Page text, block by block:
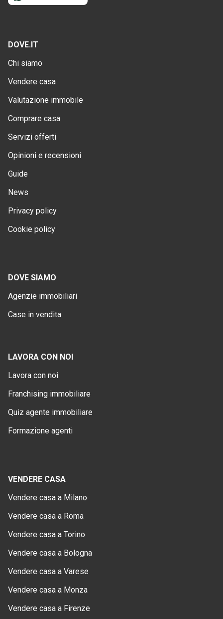
DOVE.IT
Chi siamo
Vendere casa
Valutazione immobile
Comprare casa
Servizi offerti
Opinioni e recensioni
Guide
News
Privacy policy
Cookie policy
DOVE SIAMO
Agenzie immobiliari
Case in vendita
LAVORA CON NOI
Lavora con noi
Franchising immobiliare
Quiz agente immobiliare
Formazione agenti
VENDERE CASA
Vendere casa a Milano
Vendere casa a Roma
Vendere casa a Torino
Vendere casa a Bologna
Vendere casa a Varese
Vendere casa a Monza
Vendere casa a Firenze